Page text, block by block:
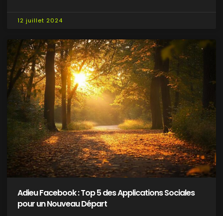
12 juillet 2024
Adieu Facebook : Top 5 des Applications Sociales
pour un Nouveau Départ